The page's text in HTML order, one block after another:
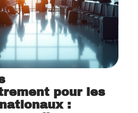
pour les
: